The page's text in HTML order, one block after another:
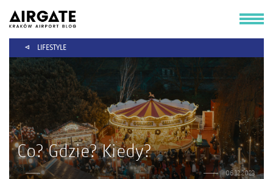
LIFESTYLE
Co? Gdzie? Kiedy?
06.12.2023